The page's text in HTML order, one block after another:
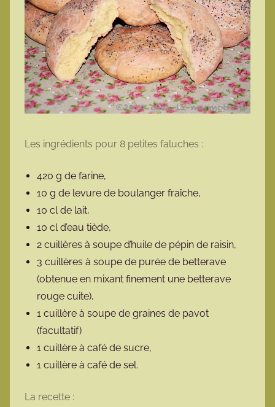
Les ingrédients pour 8 petites faluches :
420 g de farine,
10 g de levure de boulanger fraîche,
10 cl de lait,
10 cl d’eau tiède,
2 cuillères à soupe d’huile de pépin de raisin,
3 cuillères à soupe de purée de betterave
(obtenue en mixant finement une betterave
rouge cuite),
1 cuillère à soupe de graines de pavot
(facultatif)
1 cuillère à café de sucre,
1 cuillère à café de sel.
La recette :